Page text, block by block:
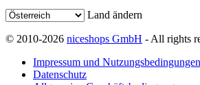
Land ändern
© 2010-2026 niceshops GmbH - All rights
Impressum und Nutzungsbedingungen
Datenschutz